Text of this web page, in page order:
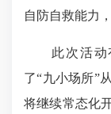
自防自救能力
此次活动有
了“九小场所”
将继续常态化